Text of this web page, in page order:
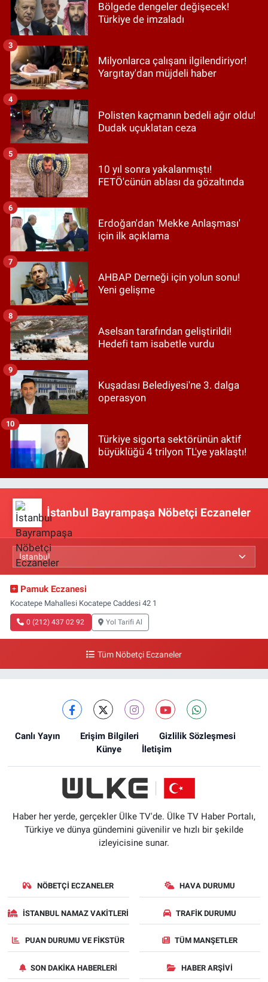
Bölgede dengeler değişecek!
Türkiye de imzaladı
Milyonlarca çalışanı ilgilendiriyor!
Yargıtay'dan müjdeli haber
3
Polisten kaçmanın bedeli ağır oldu!
Dudak uçuklatan ceza
4
10 yıl sonra yakalanmıştı!
FETÖ'cünün ablası da gözaltında
5
Erdoğan'dan 'Mekke Anlaşması'
için ilk açıklama
6
AHBAP Derneği için yolun sonu!
Yeni gelişme
7
Aselsan tarafından geliştirildi!
Hedefi tam isabetle vurdu
8
Kuşadası Belediyesi'ne 3. dalga
operasyon
9
Türkiye sigorta sektörünün aktif
büyüklüğü 4 trilyon TL'ye yaklaştı!
10
İstanbul Bayrampaşa Nöbetçi Eczaneler
Pamuk Eczanesi
Kocatepe Mahallesi Kocatepe Caddesi 42 1
0 (212) 437 02 92 Yol Tarifi Al
Tüm Nöbetçi Eczaneler
Canlı Yayın Erişim Bilgileri
Gizlilik Sözleşmesi
Künye
İletişim
Haber her yerde, gerçekler Ülke TV'de. Ülke TV Haber Portalı,
Türkiye ve dünya gündemini güvenilir ve hızlı bir şekilde
izleyicisine sunar.
NÖBETÇI ECZANELER HAVA DURUMU
İSTANBUL NAMAZ VAKITLERI TRAFIK DURUMU
PUAN DURUMU VE FIKSTÜR TÜM MANŞETLER
SON DAKIKA HABERLERI HABER ARŞIVI